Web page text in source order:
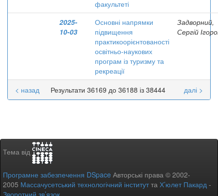
факультеті
2025-
10-03
Основні напрямки
підвищення
практикоорієнтованості
освітньо-наукових
програм із туризму та
рекреації
Задворний,
Сергій
Результати 36169 до 36188 із 38444
< назад далі >
Тема від
Програмне забезпечення DSpace Авторські права © 2002-
2005 Массачусетський технологічний інститутта Х’юлет Пакард -
Зворотний зв’язок